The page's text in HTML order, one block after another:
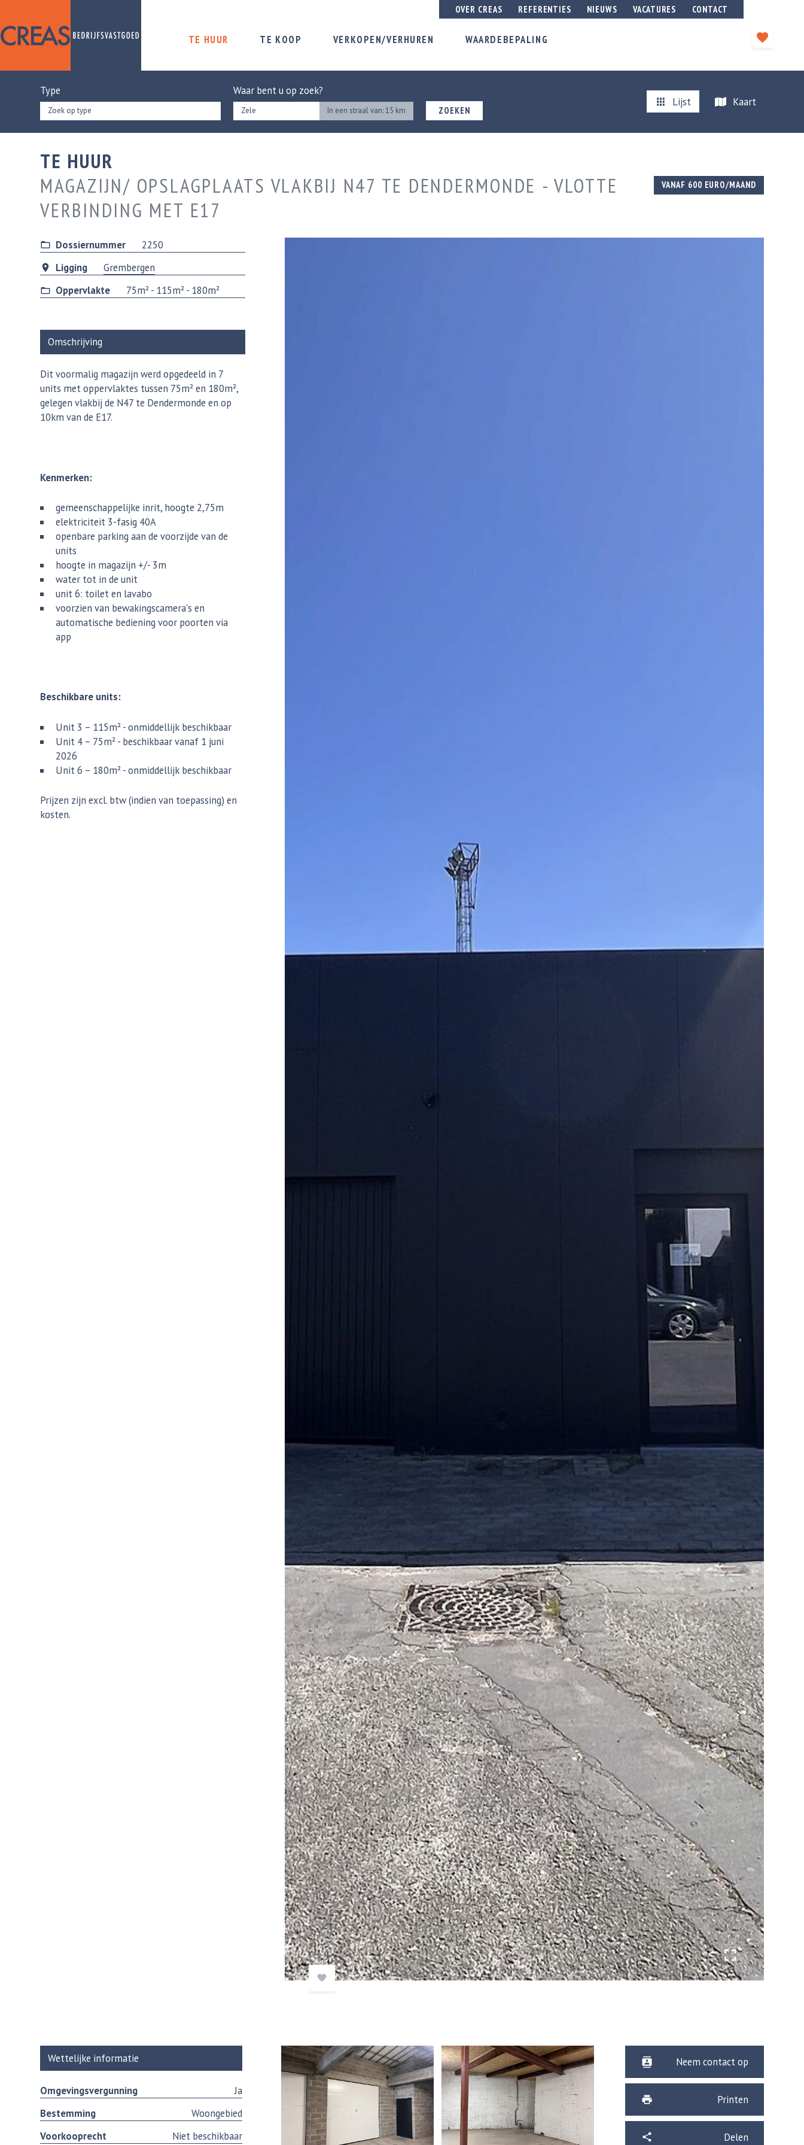
TE HUUR TE KOOP VERKOPEN/VERHUREN WAARDEBEPALING
OVER CREAS REFERENTIES NIEUWS VACATURES CONTACT
Type
Zoek op type
Waar bent u op zoek?
In een straal van: 15 km ZOEKEN
Lijst Kaart
TE HUUR
MAGAZIJN/ OPSLAGPLAATS VLAKBIJ N47 TE DENDERMONDE - VLOTTE
VERBINDING MET E17
VANAF 600 EURO/MAAND
Dossiernummer
2250
Ligging
Grembergen
Oppervlakte
75m² - 115m² - 180m²
Omschrijving
Dit voormalig magazijn werd opgedeeld in 7
units met oppervlaktes tussen 75m² en 180m²,
gelegen vlakbij de N47 te Dendermonde en op
10km van de E17.
Kenmerken:
gemeenschappelijke inrit, hoogte 2,75m
elektriciteit 3-fasig 40A
openbare parking aan de voorzijde van de
units
hoogte in magazijn +/- 3m
water tot in de unit
unit 6: toilet en lavabo
voorzien van bewakingscamera's en
automatische bediening voor poorten via
app
Beschikbare units:
Unit 3 – 115m² - onmiddellijk beschikbaar
Unit 4 – 75m² - beschikbaar vanaf 1 juni
2026
Unit 6 – 180m² - onmiddellijk beschikbaar
Prijzen zijn excl. btw (indien van toepassing) en
kosten.
Wettelijke informatie
Omgevingsvergunning
Ja
Bestemming
Woongebied
Voorkooprecht
Niet beschikbaar
Neem contact op
Printen
Delen